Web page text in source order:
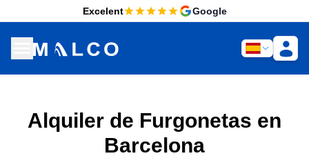
Excelent Google
Alquiler de Furgonetas en
Barcelona